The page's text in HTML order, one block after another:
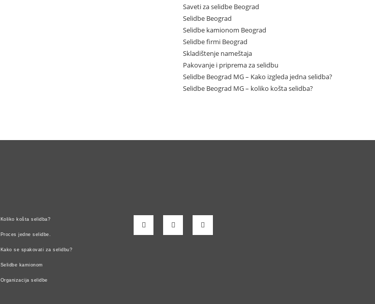
Saveti za selidbe Beograd
Selidbe Beograd
Selidbe kamionom Beograd
Selidbe firmi Beograd
Skladištenje nameštaja
Pakovanje i priprema za selidbu
Selidbe Beograd MG – Kako izgleda jedna selidba?
Selidbe Beograd MG – koliko košta selidba?
Koliko košta selidba?
Proces jedne selidbe.
Kako se spakovati za selidbu?
Selidbe kamionom
Organizacija selidbe